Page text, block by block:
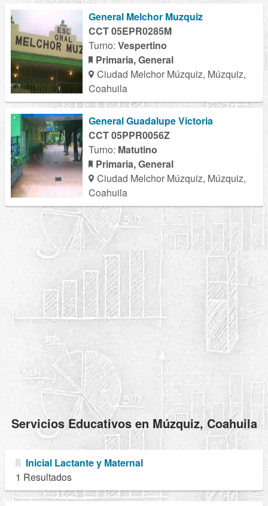
General Melchor Muzquiz
CCT 05EPR0285M
Turno: Vespertino
Primaria, General
Ciudad Melchor Múzquiz, Múzquiz,
Coahuila
General Guadalupe Victoria
CCT 05PPR0056Z
Turno: Matutino
Primaria, General
Ciudad Melchor Múzquiz, Múzquiz,
Coahuila
Servicios Educativos en Múzquiz, Coahuila
Inicial Lactante y Maternal
1 Resultados